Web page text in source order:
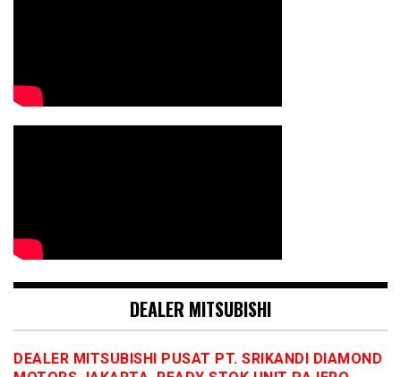
DEALER MITSUBISHI
DEALER MITSUBISHI PUSAT PT. SRIKANDI DIAMOND